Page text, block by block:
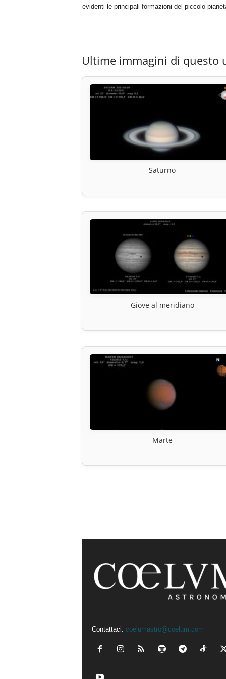
evidenti le principali formazioni del piccolo
Ultime immagini di questo
Saturno
Giove al meridiano
Marte
Contattaci: coelumastro@coelum.com